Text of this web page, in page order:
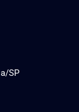
SP